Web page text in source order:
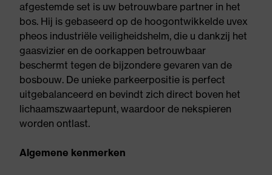
afgestemde set is uw betrouwbare partner in het
bos. Hij is gebaseerd op de hoogontwikkelde uvex
pheos industriële veiligheidshelm, die u dankzij het
gaasvizier en de oorkappen betrouwbaar
beschermt tegen de bijzondere gevaren van de
bosbouw. De unieke parkeerpositie is perfect
uitgebalanceerd en bevindt zich direct boven het
lichaamszwaartepunt, waardoor de nekspieren
worden ontlast.
Algemene kenmerken